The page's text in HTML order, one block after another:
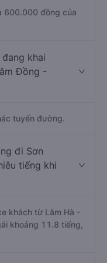
600.000 đồng của
khai
Đồng -
tuyến đường.
đi Sơn
tiếng khi
khách từ Lâm Hà -
khoảng 11.8 tiếng,